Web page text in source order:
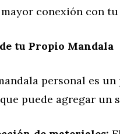
conexión con
tu Propio Mandala
personal es
puede agregar un